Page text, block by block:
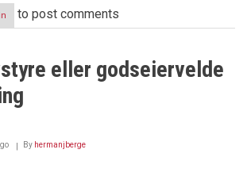
Mæle
to post comments
eller godseiervelde
By hermanjberge